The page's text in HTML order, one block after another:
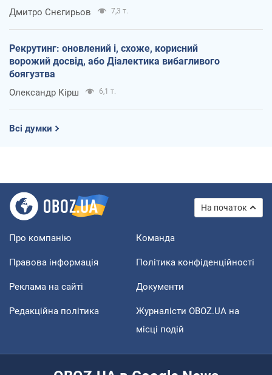
Дмитро Снєгирьов 7,3 т.
Рекрутинг: оновлений і, схоже, корисний
ворожий досвід, або Діалектика вибагливого
боягузтва
Олександр Кірш 6,1 т.
Всі думки
На початок
Про компанію Команда
Правова інформація Політика конфіденційності
Реклама на сайті Документи
Редакційна політика
Журналісти OBOZ.UA на
місці подій